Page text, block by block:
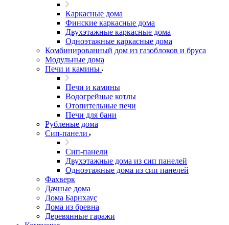
Каркасные дома
Финские каркасные дома
Двухэтажные каркасные дома
Одноэтажные каркасные дома
Комбинированный дом из газоблоков и бруса
Модульные дома
Печи и камины
Печи и камины
Водогрейные котлы
Отопительные печи
Печи для бани
Рубленые дома
Сип-панели
Сип-панели
Двухэтажные дома из сип панелей
Одноэтажные дома из сип панелей
Фахверк
Дачные дома
Дома Барнхаус
Дома из бревна
Деревянные гаражи